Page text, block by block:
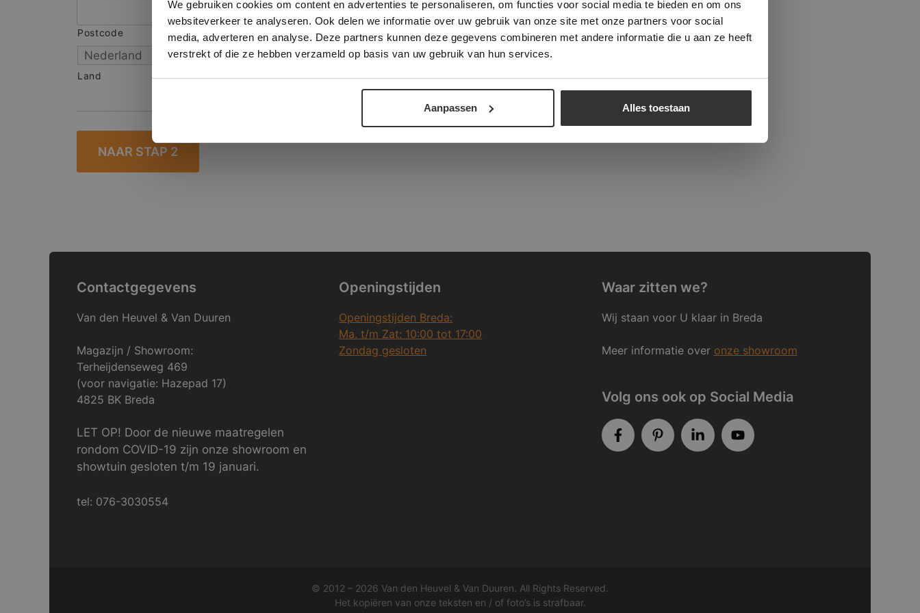
We gebruiken cookies om content en advertenties te personaliseren, om functies voor social media te bieden en om ons
websiteverkeer te analyseren. Ook delen we informatie over uw gebruik van onze site met onze partners voor social
media, adverteren en analyse. Deze partners kunnen deze gegevens combineren met andere informatie die u aan ze heeft
verstrekt of die ze hebben verzameld op basis van uw gebruik van hun services.
Aanpassen Alles toestaan
Postcode Stad
Land
Contactgegevens
Van den Heuvel & Van Duuren
Magazijn / Showroom:
Terheijdenseweg 469
(voor navigatie: Hazepad 17)
4825 BK Breda
LET OP! Door de nieuwe maatregelen
rondom COVID-19 zijn onze showroom en
showtuin gesloten t/m 19 januari.
tel: 076-3030554
Openingstijden
Openingstijden Breda:
Ma. t/m Zat: 10:00 tot 17:00
Zondag gesloten
Waar zitten we?
Wij staan voor U klaar in Breda
Meer informatie over onze showroom
Volg ons ook op Social Media
© 2012 – 2026 Van den Heuvel & Van Duuren. All Rights Reserved.
Het kopiëren van onze teksten en / of foto’s is strafbaar.
verder
ALLES ACCEPTEREN ALLES AFWIJZEN